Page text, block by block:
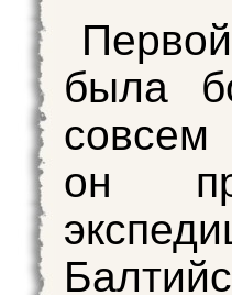
была
он